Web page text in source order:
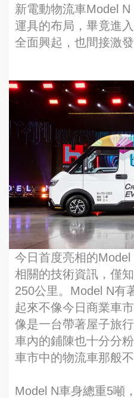
新電動物流車Model
運具的布局，畢竟進
全面興起，也間接激
今日首度亮相的
相關的技術資訊，僅
250公里。Model N有
起來不像今日商業車
像是一台帶著屋子旅
車內的鋪陳也十分分
車市中的物流車那般
Model N車身總重5噸